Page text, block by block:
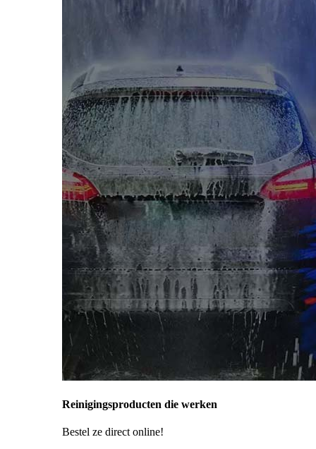
Reinigingsproducten die werken
Bestel ze direct online!